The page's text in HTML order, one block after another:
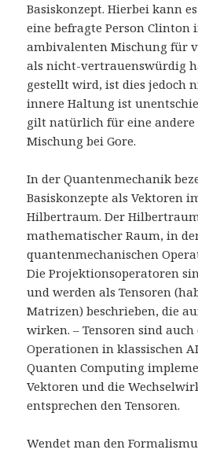
Basiskonzept. Hierbei kann
eine befragte Person Clinton
ambivalenten Mischung für
als nicht-vertrauenswürdig
gestellt wird, ist dies jedoch
innere Haltung ist
gilt natürlich für eine
Mischung bei Gore.
In der Quantenmechanik
Basiskonzepte als Vektoren
Hilbertraum. Der
mathematischer Raum, in
quantenmechanischen
Die Projektionsoperatoren
und werden als Tensoren
Matrizen) beschrieben, die
wirken. – Tensoren sind
Operationen in klassischen
Quanten Computing
Vektoren und die
entsprechen den Tensoren.
Wendet man den